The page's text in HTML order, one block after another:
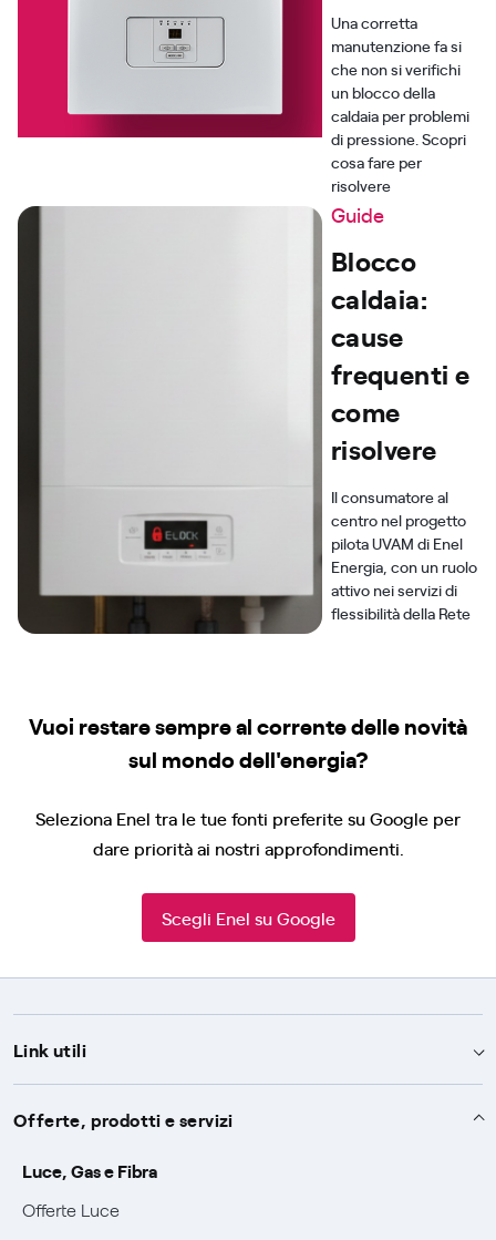
Una corretta
manutenzione fa si
che non si verifichi
un blocco della
caldaia per problemi
di pressione. Scopri
cosa fare per
risolvere
Guide
Blocco
caldaia:
cause
frequenti e
come
risolvere
Il consumatore al
centro nel progetto
pilota UVAM di Enel
Energia, con un ruolo
attivo nei servizi di
flessibilità della Rete
Vuoi restare sempre al corrente delle novità
sul mondo dell'energia?
Seleziona Enel tra le tue fonti preferite su Google per
dare priorità ai nostri approfondimenti.
Scegli Enel su Google
Link utili
Assistenza
Avvisi
SOS luce e gas
Servizi
Servizio di salvaguardia
Collabora con noi
Offerte, prodotti e servizi
Luce, Gas e Fibra
Offerte Luce